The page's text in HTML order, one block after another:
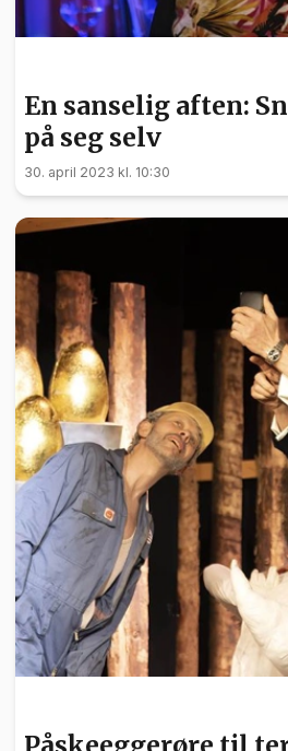
En sanselig aften:
på seg selv
30. april 2023 kl. 10:30